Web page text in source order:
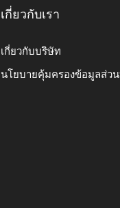
เกี่ยวกับเรา
เกี่ยวกับบริษัท
นโยบายคุ้มครองข้อมูลส่ว